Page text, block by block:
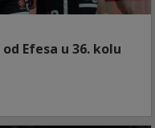
Efesa u 36. kolu